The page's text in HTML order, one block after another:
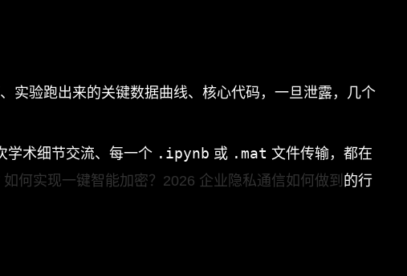
实验跑出来的关键数据曲线、核心代码，一旦泄露，几个
学术细节交流、每一个 .ipynb 或 .mat 文件传输，都在
如何实现一键智能加密？2026 企业隐私通信如何做到 的行